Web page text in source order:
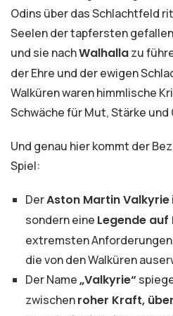
Odins über das Schlachtfeld
Seelen der tapfersten
und sie nachWalhallazu
der Ehre und der ewigen
Walküren waren himmlische
Schwäche für Mut, Stärke
Und genau hier kommt der
Spiel:
DerAston Martin Valkyrie
sondern eine Legende auf
extremsten
die von den Walküren
Der Name„Valkyrie“
zwischenroher Kraft,